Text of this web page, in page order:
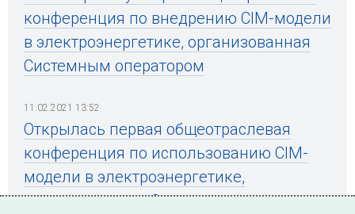
конференция по внедрению CIM-модели
в электроэнергетике, организованная
Системным оператором
11.02.2021 13:52
Открылась первая общеотраслевая
конференция по использованию CIM-
модели в электроэнергетике,
организованная Системным оператором